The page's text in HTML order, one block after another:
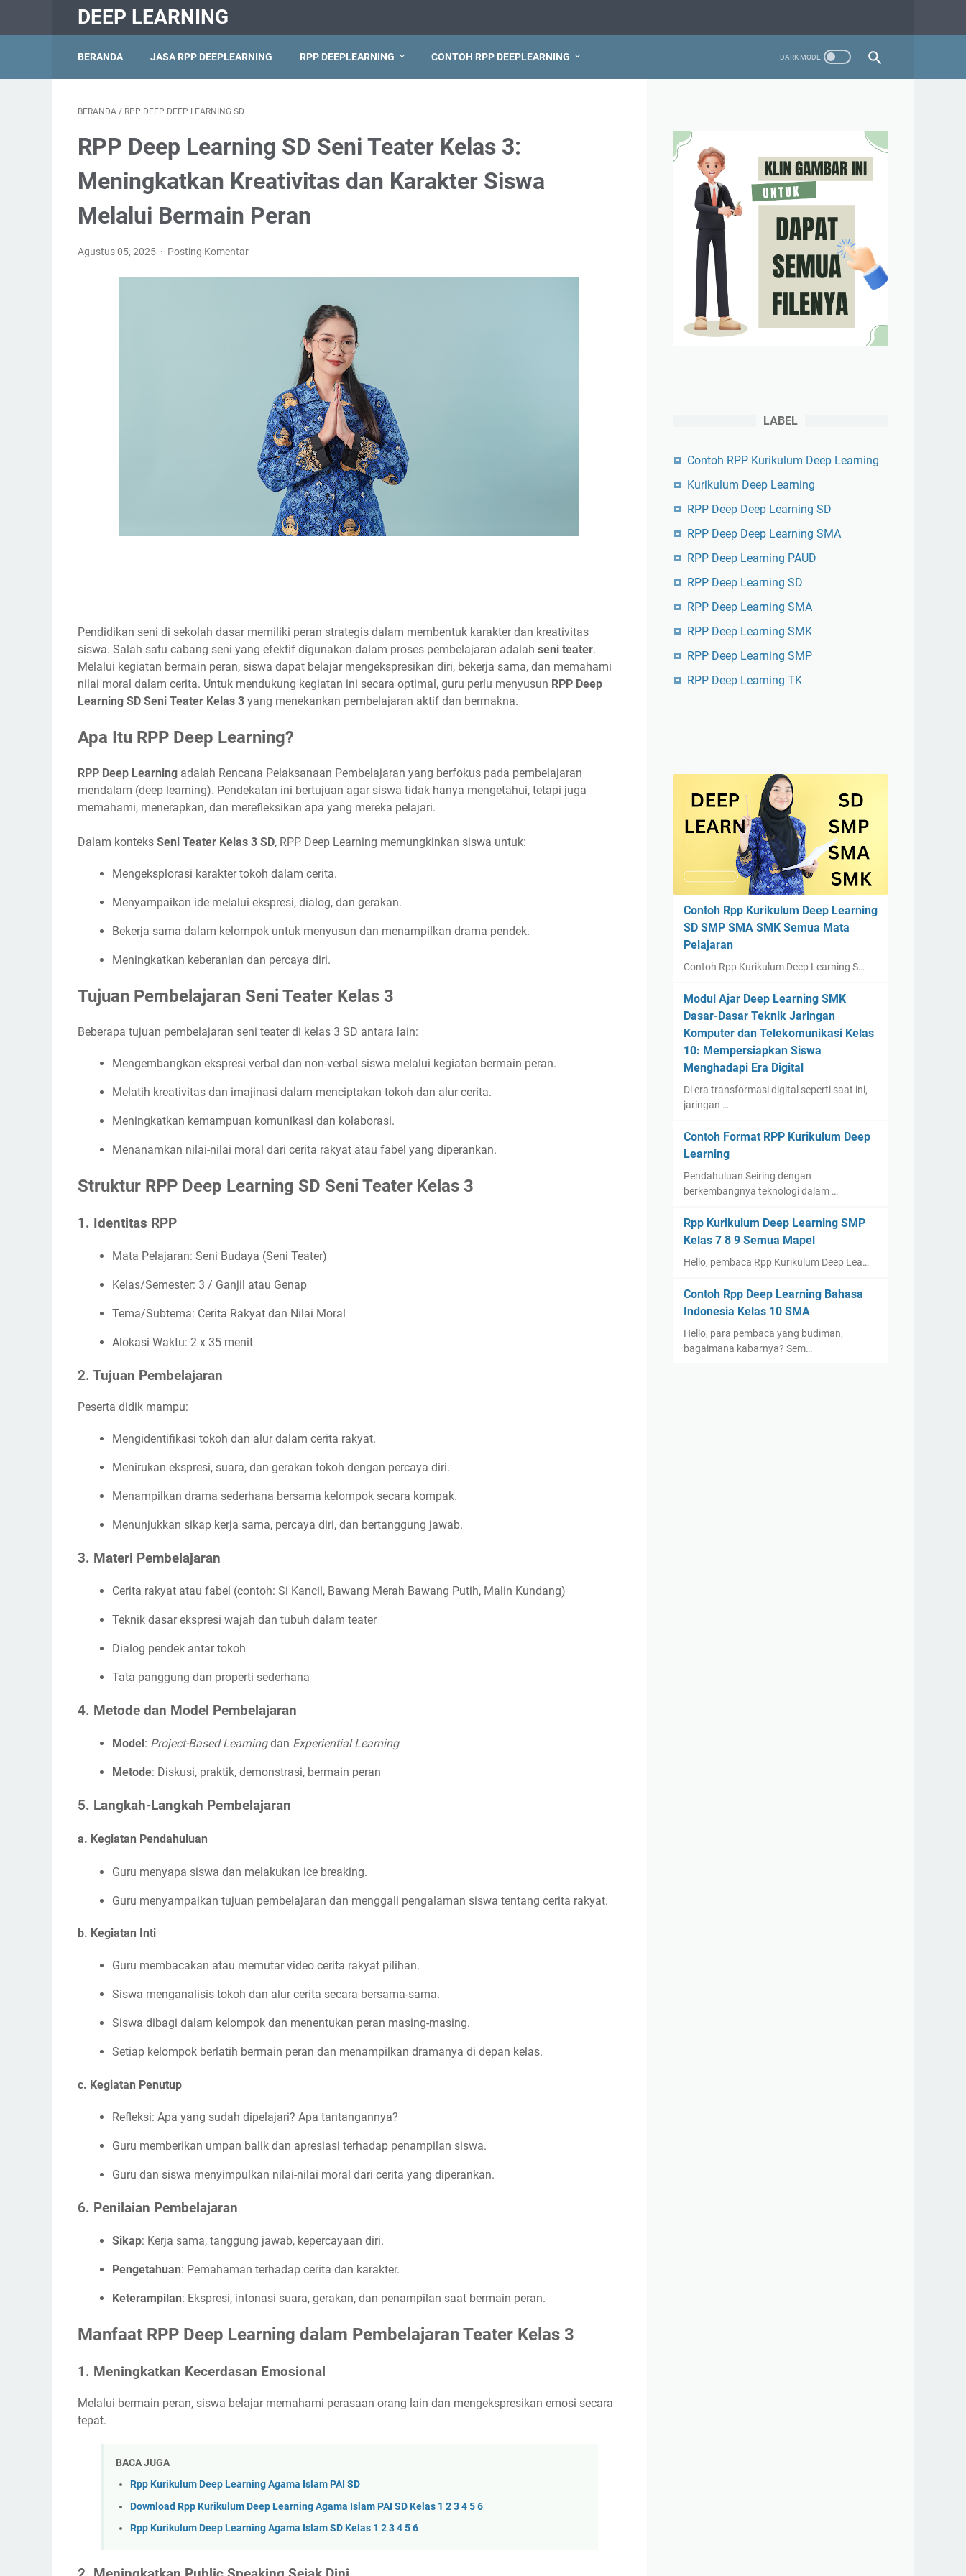
DEEP LEARNING
BERANDA JASA RPP DEEPLEARNING RPP DEEPLEARNING CONTOH RPP DEEPLEARNING
BERANDA / RPP DEEP DEEP LEARNING SD
RPP Deep Learning SD Seni Teater Kelas 3:
Meningkatkan Kreativitas dan Karakter Siswa
Melalui Bermain Peran
Agustus 05, 2025 Posting Komentar
Pendidikan seni di sekolah dasar memiliki peran strategis dalam membentuk karakter dan kreativitas
siswa. Salah satu cabang seni yang efektif digunakan dalam proses pembelajaran adalah seni teater.
Melalui kegiatan bermain peran, siswa dapat belajar mengekspresikan diri, bekerja sama, dan memahami
nilai moral dalam cerita. Untuk mendukung kegiatan ini secara optimal, guru perlu menyusun RPP Deep
Learning SD Seni Teater Kelas 3 yang menekankan pembelajaran aktif dan bermakna.
Apa Itu RPP Deep Learning?
RPP Deep Learning adalah Rencana Pelaksanaan Pembelajaran yang berfokus pada pembelajaran
mendalam (deep learning). Pendekatan ini bertujuan agar siswa tidak hanya mengetahui, tetapi juga
memahami, menerapkan, dan merefleksikan apa yang mereka pelajari.
Dalam konteks Seni Teater Kelas 3 SD, RPP Deep Learning memungkinkan siswa untuk:
Mengeksplorasi karakter tokoh dalam cerita.
Menyampaikan ide melalui ekspresi, dialog, dan gerakan.
Bekerja sama dalam kelompok untuk menyusun dan menampilkan drama pendek.
Meningkatkan keberanian dan percaya diri.
Tujuan Pembelajaran Seni Teater Kelas 3
Beberapa tujuan pembelajaran seni teater di kelas 3 SD antara lain:
Mengembangkan ekspresi verbal dan non-verbal siswa melalui kegiatan bermain peran.
Melatih kreativitas dan imajinasi dalam menciptakan tokoh dan alur cerita.
Meningkatkan kemampuan komunikasi dan kolaborasi.
Menanamkan nilai-nilai moral dari cerita rakyat atau fabel yang diperankan.
Struktur RPP Deep Learning SD Seni Teater Kelas 3
1. Identitas RPP
Mata Pelajaran: Seni Budaya (Seni Teater)
Kelas/Semester: 3 / Ganjil atau Genap
Tema/Subtema: Cerita Rakyat dan Nilai Moral
Alokasi Waktu: 2 x 35 menit
2. Tujuan Pembelajaran
Peserta didik mampu:
Mengidentifikasi tokoh dan alur dalam cerita rakyat.
Menirukan ekspresi, suara, dan gerakan tokoh dengan percaya diri.
Menampilkan drama sederhana bersama kelompok secara kompak.
Menunjukkan sikap kerja sama, percaya diri, dan bertanggung jawab.
3. Materi Pembelajaran
Cerita rakyat atau fabel (contoh: Si Kancil, Bawang Merah Bawang Putih, Malin Kundang)
Teknik dasar ekspresi wajah dan tubuh dalam teater
Dialog pendek antar tokoh
Tata panggung dan properti sederhana
4. Metode dan Model Pembelajaran
Model : Project-Based Learningdan Experiential Learning
Metode: Diskusi, praktik, demonstrasi, bermain peran
5. Langkah-Langkah Pembelajaran
a. Kegiatan Pendahuluan
Guru menyapa siswa dan melakukan ice breaking.
Guru menyampaikan tujuan pembelajaran dan menggali pengalaman siswa tentang cerita rakyat.
b. Kegiatan Inti
Guru membacakan atau memutar video cerita rakyat pilihan.
Siswa menganalisis tokoh dan alur cerita secara bersama-sama.
Siswa dibagi dalam kelompok dan menentukan peran masing-masing.
Setiap kelompok berlatih bermain peran dan menampilkan dramanya di depan kelas.
c. Kegiatan Penutup
Refleksi: Apa yang sudah dipelajari? Apa tantangannya?
Guru memberikan umpan balik dan apresiasi terhadap penampilan siswa.
Guru dan siswa menyimpulkan nilai-nilai moral dari cerita yang diperankan.
6. Penilaian Pembelajaran
Sikap: Kerja sama, tanggung jawab, kepercayaan diri.
Pengetahuan: Pemahaman terhadap cerita dan karakter.
Keterampilan: Ekspresi, intonasi suara, gerakan, dan penampilan saat bermain peran.
Manfaat RPP Deep Learning dalam Pembelajaran Teater Kelas 3
1. Meningkatkan Kecerdasan Emosional
Melalui bermain peran, siswa belajar memahami perasaan orang lain dan mengekspresikan emosi secara
tepat.
BACA JUGA
Rpp Kurikulum Deep Learning Agama Islam PAI SD
Download Rpp Kurikulum Deep Learning Agama Islam PAI SD Kelas 1 2 3 4 5 6
Rpp Kurikulum Deep Learning Agama Islam SD Kelas 1 2 3 4 5 6
LABEL
Contoh RPP Kurikulum Deep Learning
Kurikulum Deep Learning
RPP Deep Deep Learning SD
RPP Deep Deep Learning SMA
RPP Deep Learning PAUD
RPP Deep Learning SD
RPP Deep Learning SMA
RPP Deep Learning SMK
RPP Deep Learning SMP
RPP Deep Learning TK
Contoh Rpp Kurikulum Deep Learning
SD SMP SMA SMK Semua Mata
Pelajaran
Contoh Rpp Kurikulum Deep Learning S…
Modul Ajar Deep Learning SMK
Dasar-Dasar Teknik Jaringan
Komputer dan Telekomunikasi Kelas
10: Mempersiapkan Siswa
Menghadapi Era Digital
Di era transformasi digital seperti saat ini,
jaringan …
Contoh Format RPP Kurikulum Deep
Learning
Pendahuluan Seiring dengan
berkembangnya teknologi dalam …
Rpp Kurikulum Deep Learning SMP
Kelas 7 8 9 Semua Mapel
Hello, pembaca Rpp Kurikulum Deep Lea…
Contoh Rpp Deep Learning Bahasa
Indonesia Kelas 10 SMA
Hello, para pembaca yang budiman,
bagaimana kabarnya? Sem…